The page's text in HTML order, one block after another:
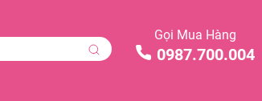
Gọi Mua Hàng
0987.700.004